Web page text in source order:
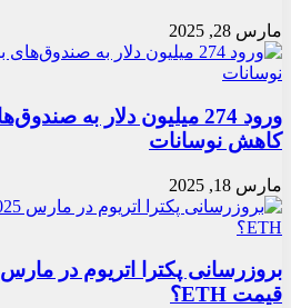
مارس 28, 2025
ورود 274 میلیون دلار به
کاهش نوسانات
مارس 18, 2025
قیمت ETH؟